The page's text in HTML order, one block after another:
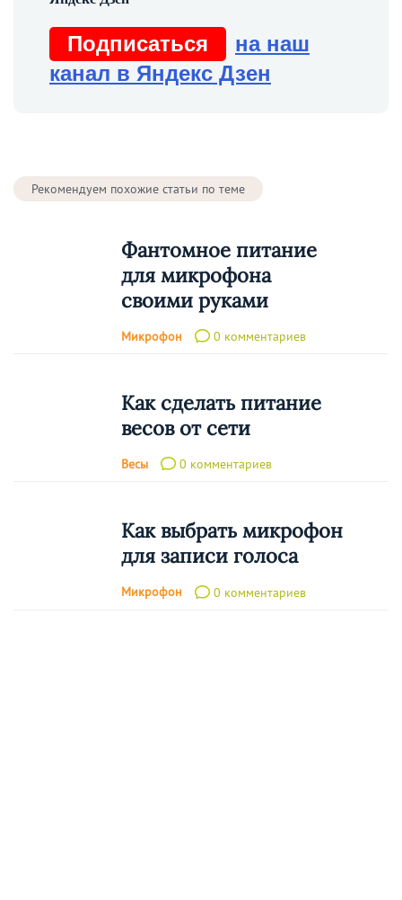
Подписаться
на наш
канал в Яндекс Дзен
Рекомендуем похожие статьи по теме
Фантомное питание
для микрофона
своими руками
Микрофон 0 комментариев
Как сделать питание
весов от сети
Весы 0 комментариев
Как выбрать микрофон
для записи голоса
Микрофон 0 комментариев